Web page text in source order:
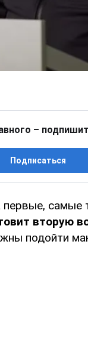
–
Подписаться
самые
вторую
подойти